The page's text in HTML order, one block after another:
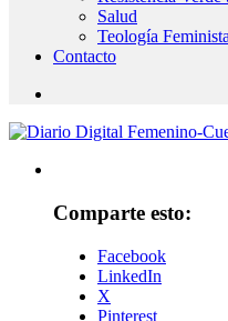
Salud
Teología Feminista
Contacto
Comparte esto:
Facebook
LinkedIn
X
Pinterest